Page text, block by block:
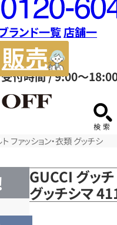
ー
ダ
イ
ヤ
ル
0120604117
受付時間 / 9:00～
ランド一覧店舗一
サ
ファッション・衣類 グッチシ
GUCCI グッチ
グッチシマ